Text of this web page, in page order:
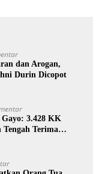
dan Arogan,
Durin Dicopot
3.428 KK
Tengah Terima